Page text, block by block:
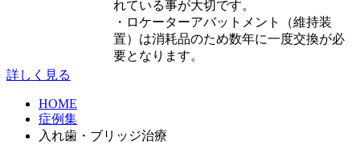
れている事が⼤切です。
・ロケーターアバットメント（維持装
置）は消耗品のため数年に⼀度交換が必
要となります。
詳しく見る
HOME
症例集
入れ歯・ブリッジ治療